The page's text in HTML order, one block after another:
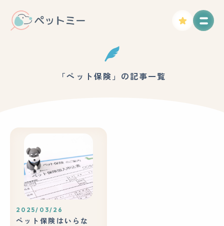
「ペット保険」の記事一覧
2025/03/26
ペット保険はいらな